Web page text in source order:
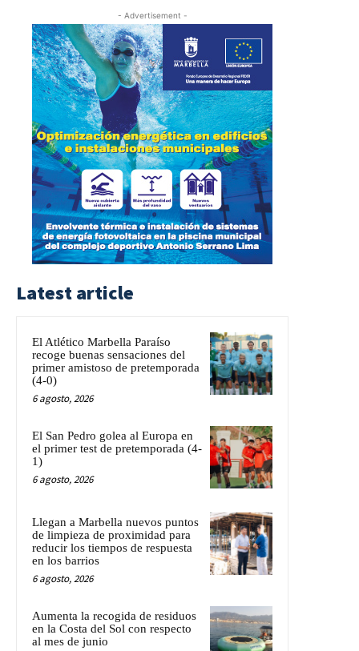
- Advertisement -
Latest article
El Atlético Marbella Paraíso
recoge buenas sensaciones del
primer amistoso de pretemporada
(4-0)
6 agosto, 2026
El San Pedro golea al Europa en
el primer test de pretemporada (4-
1)
6 agosto, 2026
Llegan a Marbella nuevos puntos
de limpieza de proximidad para
reducir los tiempos de respuesta
en los barrios
6 agosto, 2026
Aumenta la recogida de residuos
en la Costa del Sol con respecto
al mes de junio